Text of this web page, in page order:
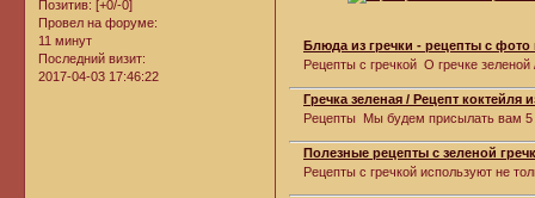
Позитив: [+0/-0]
Провел на форуме:
11 минут
Последний визит:
2017-04-03 17:46:22
Блюда из гречки - рецепты с
Рецепты с гречкой О гречке зеленой
Гречка зеленая / Рецепт коктейля
Рецепты Мы будем присылать вам 5
Полезные рецепты с зеленой
Рецепты с гречкой используют не